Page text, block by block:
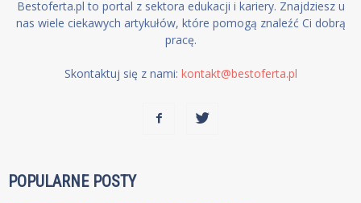
Bestoferta.pl to portal z sektora edukacji i kariery. Znajdziesz u
nas wiele ciekawych artykułów, które pomogą znaleźć Ci dobrą
pracę.
Skontaktuj się z nami: kontakt@bestoferta.pl
POPULARNE POSTY